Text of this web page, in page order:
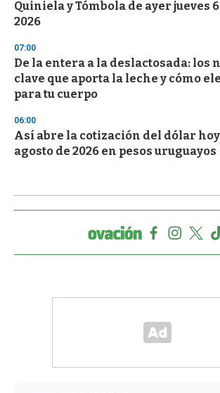
Quiniela y Tómbola de ayer jueves
2026
07:00
De la entera a la deslactosada: los
clave que aporta la leche y cómo
para tu cuerpo
06:00
Así abre la cotización del dólar
agosto de 2026 en pesos uruguayos